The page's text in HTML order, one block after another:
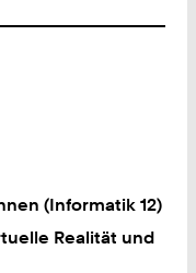
(Informatik 12)
Realität und